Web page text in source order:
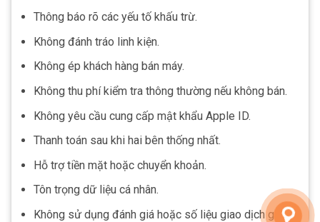
Thông báo rõ các yếu tố khấu trừ.
Không đánh tráo linh kiện.
Không ép khách hàng bán máy.
Không thu phí kiểm tra thông thường nếu không bán.
Không yêu cầu cung cấp mật khẩu Apple ID.
Thanh toán sau khi hai bên thống nhất.
Hỗ trợ tiền mặt hoặc chuyển khoản.
Tôn trọng dữ liệu cá nhân.
Không sử dụng đánh giá hoặc số liệu giao dịch giả.